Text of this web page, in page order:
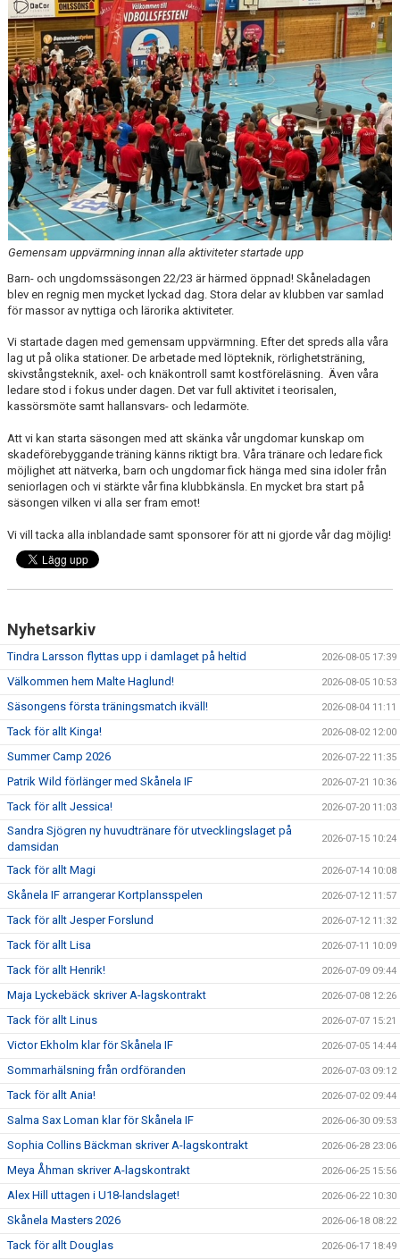
KALENDER
KONTAKT LAG
DOMARE/FUNKTIONÄRER
DOKUMENT
LÄNKAR
KORTPLANSSPELEN
Gemensam uppvärmning innan alla aktiviteter startade upp
Barn- och ungdomssäsongen 22/23 är härmed öppnad! Skåneladagen
blev en regnig men mycket lyckad dag. Stora delar av klubben var samlad
för massor av nyttiga och lärorika aktiviteter.
Vi startade dagen med gemensam uppvärmning. Efter det spreds alla våra
lag ut på olika stationer. De arbetade med löpteknik, rörlighetsträning,
skivstångsteknik, axel- och knäkontroll samt kostföreläsning. Även våra
ledare stod i fokus under dagen. Det var full aktivitet i teorisalen,
kassörsmöte samt hallansvars- och ledarmöte.
Att vi kan starta säsongen med att skänka vår ungdomar kunskap om
skadeförebyggande träning känns riktigt bra. Våra tränare och ledare fick
möjlighet att nätverka, barn och ungdomar fick hänga med sina idoler från
seniorlagen och vi stärkte vår fina klubbkänsla. En mycket bra start på
säsongen vilken vi alla ser fram emot!
Vi vill tacka alla inblandade samt sponsorer för att ni gjorde vår dag möjlig!
Nyhetsarkiv
Tindra Larsson flyttas upp i damlaget på heltid 2026-08-05 17:39
Välkommen hem Malte Haglund! 2026-08-05 10:53
Säsongens första träningsmatch ikväll! 2026-08-04 11:11
Tack för allt Kinga! 2026-08-02 12:00
Summer Camp 2026 2026-07-22 11:35
Patrik Wild förlänger med Skånela IF 2026-07-21 10:36
Tack för allt Jessica! 2026-07-20 11:03
Sandra Sjögren ny huvudtränare för utvecklingslaget på
damsidan
2026-07-15 10:24
Tack för allt Magi 2026-07-14 10:08
Skånela IF arrangerar Kortplansspelen 2026-07-12 11:57
Tack för allt Jesper Forslund 2026-07-12 11:32
Tack för allt Lisa 2026-07-11 10:09
Tack för allt Henrik! 2026-07-09 09:44
Maja Lyckebäck skriver A-lagskontrakt 2026-07-08 12:26
Tack för allt Linus 2026-07-07 15:21
Victor Ekholm klar för Skånela IF 2026-07-05 14:44
Sommarhälsning från ordföranden 2026-07-03 09:12
Tack för allt Ania! 2026-07-02 09:44
Salma Sax Loman klar för Skånela IF 2026-06-30 09:53
Sophia Collins Bäckman skriver A-lagskontrakt 2026-06-28 23:06
Meya Åhman skriver A-lagskontrakt 2026-06-25 15:56
Alex Hill uttagen i U18-landslaget! 2026-06-22 10:30
Skånela Masters 2026 2026-06-18 08:22
Tack för allt Douglas 2026-06-17 18:49